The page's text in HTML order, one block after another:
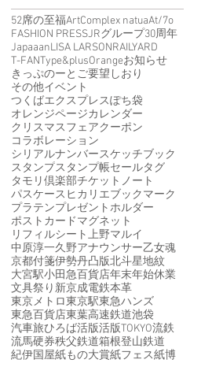
52席の至福ArtComplex natuaAt/7o
FASHION PRESSJRグループ30周年
JapaaanLISA LARSONRAILYARD
T-FANType&plusOrangeお知らせ
きっぷのーと ご要望 しおり
その他イベント
つくばエクスプレスぽち袋
オレンジページカレンダー
クリスマスフェアクーポン
コラボレーション
シリアルナンバースケッチブック
スタンプスタンプ帳セールタグ
タモリ倶楽部チケット ノート
パスケース ヒカリエブックマーク
プラテンプレゼントホルダー
ポストカードマグネット
リフィルシート上野マルイ
中原淳一久野アナウンサー乙女魂
京都付箋伊勢丹凸版北斗星地紋
大宮駅小田急百貨店年末年始休業
文具祭り新京成電鉄本革
東京メトロ東京駅東急ハンズ
東急百貨店東葉高速鉄道池袋
汽車旅ひろば活版活版TOKYO流鉄
流馬硬券秩父鉄道箱根登山鉄道
紀伊国屋紙もの大賞紙フェス紙博